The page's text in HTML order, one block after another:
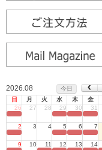
2026.08
今日
日
月 火 水 木 金
26
27 28 29 30 31
2 3 4 5 6 7
9 10 11 12 13 14